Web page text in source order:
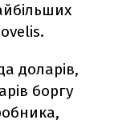
доларів,
боргу